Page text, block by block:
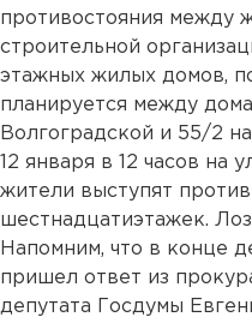
противостояния между
строительной
этажных жилых домов,
планируется между
Волгоградской и 55/2
12 января в 12 часов на
жители выступят
шестнадцатиэтажек.
Напомним, что в конце
пришел ответ из
депутата Госдумы